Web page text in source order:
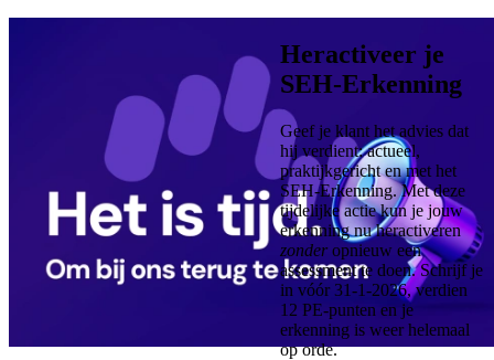
Heractiveer je
SEH-Erkenning
Geef je klant het advies dat
hij verdient: actueel,
praktijkgericht en met het
SEH-Erkenning. Met deze
tijdelijke actie kun je jouw
erkenning nu heractiveren
zonderopnieuw een
assessment te doen. Schrijf je
in vóór 31-1-2026, verdien
12 PE-punten en je
erkenning is weer helemaal
op orde.